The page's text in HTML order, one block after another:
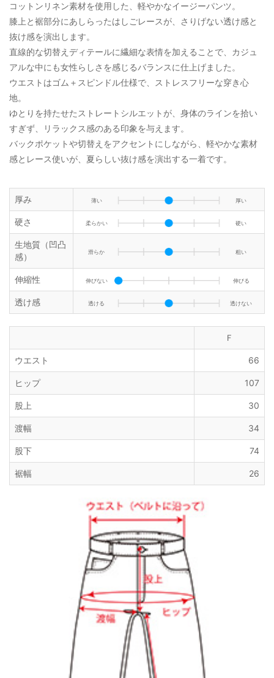
コットンリネン素材を使用した、軽やかなイージーパンツ。
膝上と裾部分にあしらったはしごレースが、さりげない透け感と
抜け感を演出します。
直線的な切替えディテールに繊細な表情を加えることで、カジュ
アルな中にも女性らしさを感じるバランスに仕上げました。
ウエストはゴム＋スピンドル仕様で、ストレスフリーな穿き心
地。
ゆとりを持たせたストレートシルエットが、身体のラインを拾い
すぎず、リラックス感のある印象を与えます。
バックポケットや切替えをアクセントにしながら、軽やかな素材
感とレース使いが、夏らしい抜け感を演出する一着です。
厚み 薄い 厚い
硬さ 柔らかい 硬い
生地質（凹凸
感）
滑らか 粗い
伸縮性 伸びない 伸びる
透け感 透ける 透けない
Ｆ
ウエスト 66
ヒップ 107
股上 30
渡幅 34
股下 74
裾幅 26